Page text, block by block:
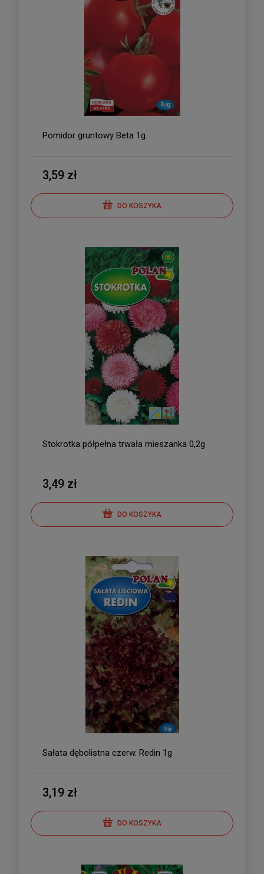
Pomidor gruntowy Beta 1g.
3,59 zł
DO KOSZYKA
Stokrotka półpełna trwała mieszanka 0,2g
3,49 zł
DO KOSZYKA
Sałata dębolistna czerw. Redin 1g
3,19 zł
DO KOSZYKA